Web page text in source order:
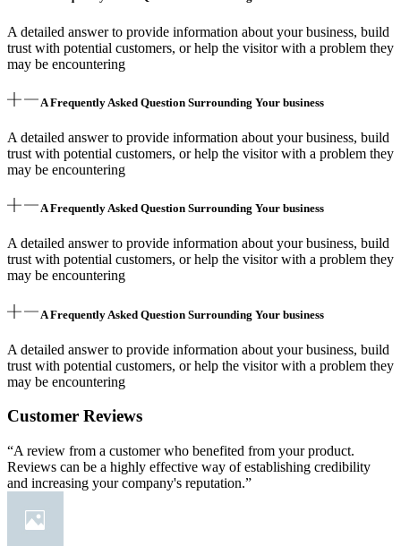
A detailed answer to provide information about your business, build
trust with potential customers, or help the visitor with a problem they
may be encountering
A Frequently Asked Question Surrounding Your business
A detailed answer to provide information about your business, build
trust with potential customers, or help the visitor with a problem they
may be encountering
A Frequently Asked Question Surrounding Your business
A detailed answer to provide information about your business, build
trust with potential customers, or help the visitor with a problem they
may be encountering
A Frequently Asked Question Surrounding Your business
A detailed answer to provide information about your business, build
trust with potential customers, or help the visitor with a problem they
may be encountering
Customer Reviews
“A review from a customer who benefited from your product.
Reviews can be a highly effective way of establishing credibility
and increasing your company's reputation.”